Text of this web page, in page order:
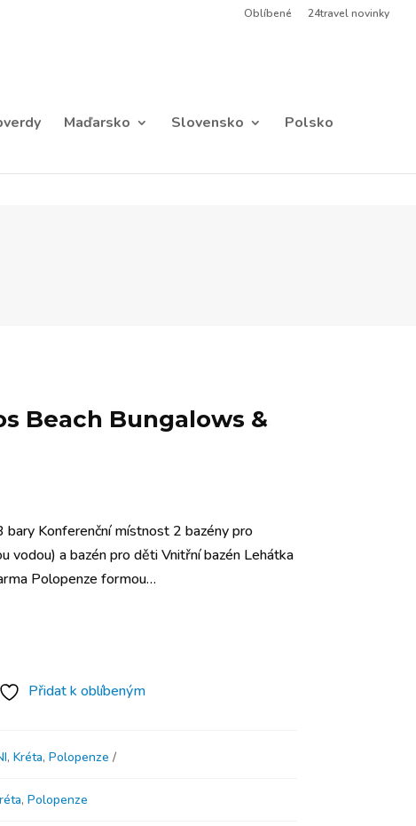
Oblíbené 24travel novinky
Maďarsko Slovensko
Polsko
Beach Bungalows &
bary Konferenční místnost 2 bazény pro
vodou) a bazén pro děti Vnitřní bazén Lehátka
Polopenze formou…
Přidat k oblíbeným
, Kréta, Polopenze
, Polopenze